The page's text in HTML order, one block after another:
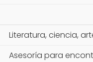
Literatura, ciencia,
Asesoría para